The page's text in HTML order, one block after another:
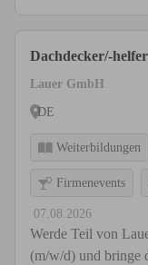
Dachdecker/-
Lauer GmbH
DE
Weiterbildungen
Firmenevents
07.08.2026
Werde Teil von
(m/w/d) und bringe